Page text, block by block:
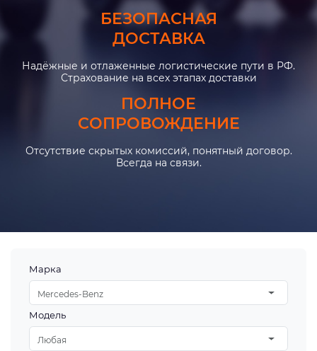
БЕЗОПАСНАЯ
ДОСТАВКА
Надёжные и отлаженные логистические пути в РФ.
Страхование на всех этапах доставки
ПОЛНОЕ
СОПРОВОЖДЕНИЕ
Отсутствие скрытых комиссий, понятный договор.
Всегда на связи.
Марка
Mercedes-Benz
Модель
Любая